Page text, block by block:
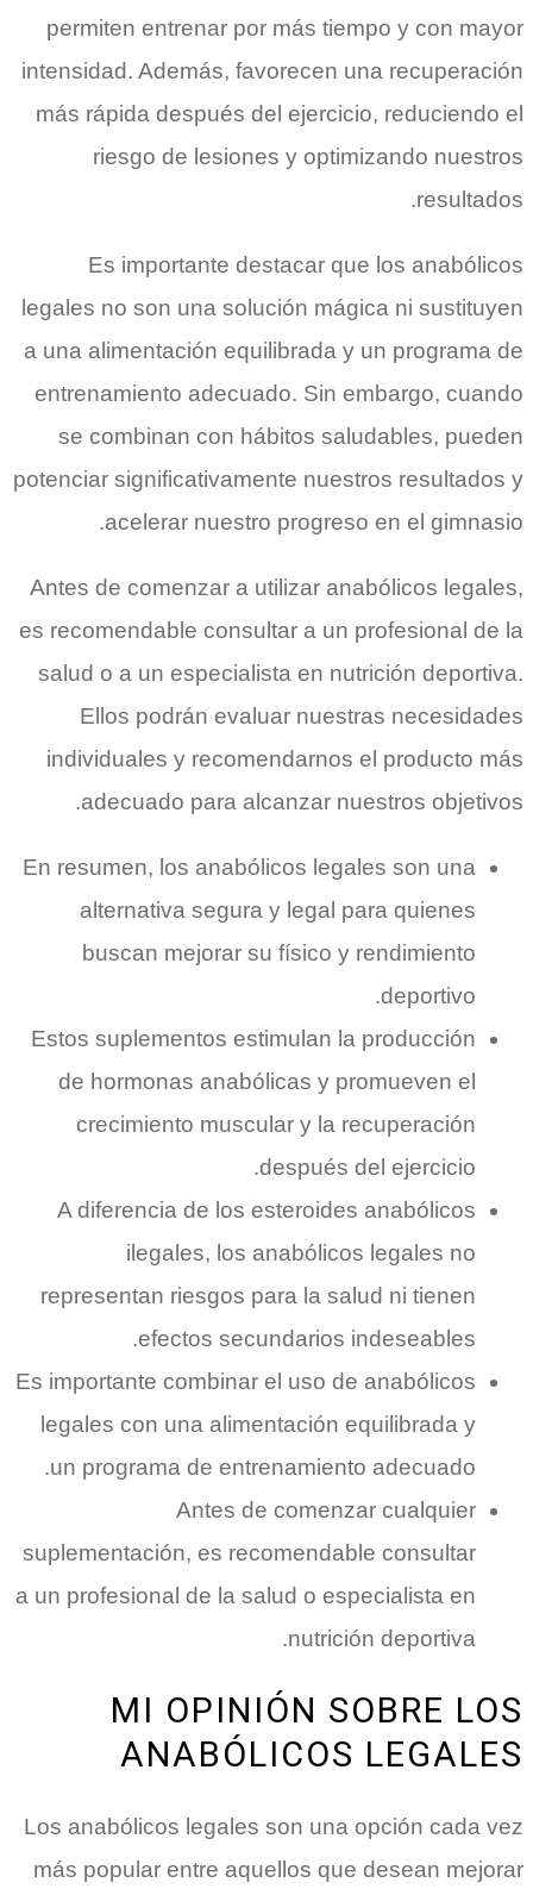
permiten entrenar por más tiempo y con mayor
intensidad. Además, favorecen una recuperación
más rápida después del ejercicio, reduciendo el
riesgo de lesiones y optimizando nuestros
resultados.
Es importante destacar que los anabólicos
legales no son una solución mágica ni sustituyen
a una alimentación equilibrada y un programa de
entrenamiento adecuado. Sin embargo, cuando
se combinan con hábitos saludables, pueden
potenciar significativamente nuestros resultados y
acelerar nuestro progreso en el gimnasio.
Antes de comenzar a utilizar anabólicos legales,
es recomendable consultar a un profesional de la
salud o a un especialista en nutrición deportiva.
Ellos podrán evaluar nuestras necesidades
individuales y recomendarnos el producto más
adecuado para alcanzar nuestros objetivos.
En resumen, los anabólicos legales son una
alternativa segura y legal para quienes
buscan mejorar su físico y rendimiento
deportivo.
Estos suplementos estimulan la producción
de hormonas anabólicas y promueven el
crecimiento muscular y la recuperación
después del ejercicio.
A diferencia de los esteroides anabólicos
ilegales, los anabólicos legales no
representan riesgos para la salud ni tienen
efectos secundarios indeseables.
Es importante combinar el uso de anabólicos
legales con una alimentación equilibrada y
un programa de entrenamiento adecuado.
Antes de comenzar cualquier
suplementación, es recomendable consultar
a un profesional de la salud o especialista en
nutrición deportiva.
MI OPINIÓN SOBRE LOS
ANABÓLICOS LEGALES
Los anabólicos legales son una opción cada vez
más popular entre aquellos que desean mejorar